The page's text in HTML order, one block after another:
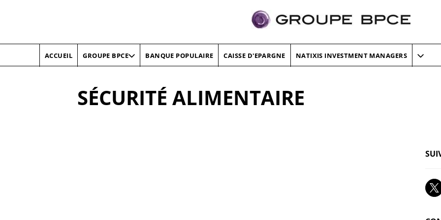
ACCUEIL GROUPE BPCE BANQUE POPULAIRE CAISSE D'EPARGNE NATIXIS INVESTMENT MANAGERS
SÉCURITÉ ALIMENTAIRE